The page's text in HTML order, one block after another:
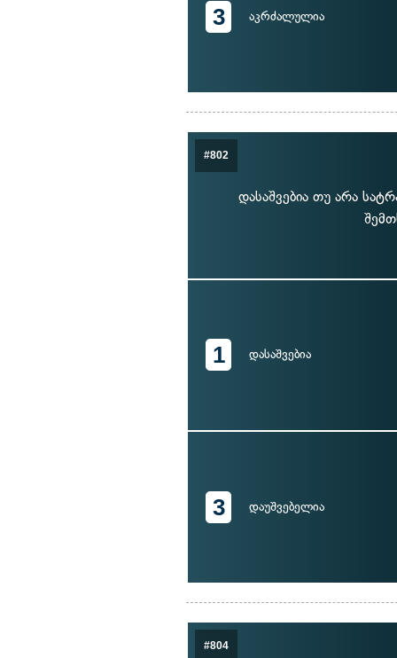
3 აკრძალულია
#802
დასაშვებია თუ არა
1 დასაშვებია
3 დაუშვებელია
#804